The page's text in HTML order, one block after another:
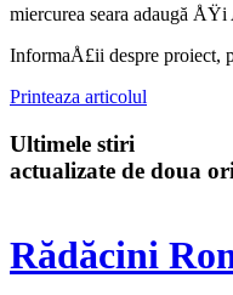
miercurea seara adaugă
InformaÅ£ii despre proiect,
Printeaza articolul
Ultimele stiri
actualizate de doua
Rădăcini